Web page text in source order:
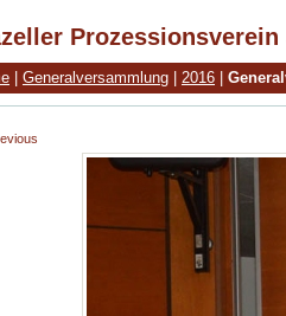
Generalversammlung 2016